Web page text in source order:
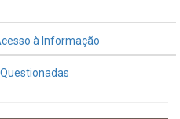
à Informação